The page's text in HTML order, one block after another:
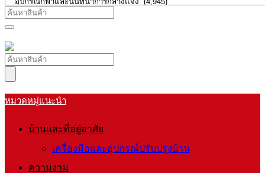
หมวดหมู่แนะนำ
บ้านและที่อยู่อาศัย
เครื่องมือและอุปกรณ์ปรับปรุงบ้าน
ความงาม